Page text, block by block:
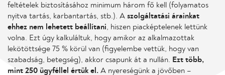
feltételek biztosításához minimum három fő kell (folyamatos
nyitva tartás, karbantartás, stb.). A szolgáltatási árainkat
ehhez nem lehetett beállítani , hiszen piacképtelenek lettünk
volna. Ezt úgy kalkuláltuk, hogy amikor az alkalmazottak
lekötöttsége 75 % körül van (figyelembe vettük, hogy van
szabadság, betegség), akkor csapunk át a nullán.
Ezt több,
mint 250 ügyféllel értük el. A nyereségünk a jövőben –